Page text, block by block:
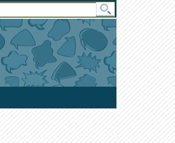
Área
do
Usuário